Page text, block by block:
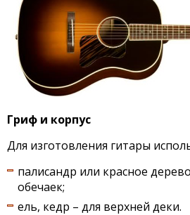
Гриф и корпус
Для изготовления гитары
палисандр или красное
обечаек;
ель, кедр – для верхней деки.